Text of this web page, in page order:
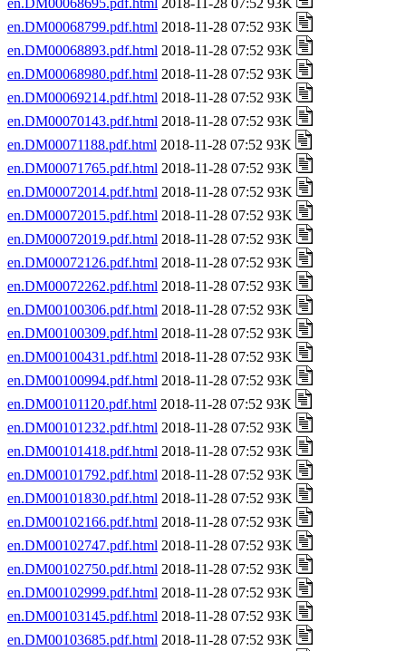
en.DM00068695.pdf.html 2018-11-28 07:52 93K
en.DM00068799.pdf.html 2018-11-28 07:52 93K
en.DM00068893.pdf.html 2018-11-28 07:52 93K
en.DM00068980.pdf.html 2018-11-28 07:52 93K
en.DM00069214.pdf.html 2018-11-28 07:52 93K
en.DM00070143.pdf.html 2018-11-28 07:52 93K
en.DM00071188.pdf.html 2018-11-28 07:52 93K
en.DM00071765.pdf.html 2018-11-28 07:52 93K
en.DM00072014.pdf.html 2018-11-28 07:52 93K
en.DM00072015.pdf.html 2018-11-28 07:52 93K
en.DM00072019.pdf.html 2018-11-28 07:52 93K
en.DM00072126.pdf.html 2018-11-28 07:52 93K
en.DM00072262.pdf.html 2018-11-28 07:52 93K
en.DM00100306.pdf.html 2018-11-28 07:52 93K
en.DM00100309.pdf.html 2018-11-28 07:52 93K
en.DM00100431.pdf.html 2018-11-28 07:52 93K
en.DM00100994.pdf.html 2018-11-28 07:52 93K
en.DM00101120.pdf.html 2018-11-28 07:52 93K
en.DM00101232.pdf.html 2018-11-28 07:52 93K
en.DM00101418.pdf.html 2018-11-28 07:52 93K
en.DM00101792.pdf.html 2018-11-28 07:52 93K
en.DM00101830.pdf.html 2018-11-28 07:52 93K
en.DM00102166.pdf.html 2018-11-28 07:52 93K
en.DM00102747.pdf.html 2018-11-28 07:52 93K
en.DM00102750.pdf.html 2018-11-28 07:52 93K
en.DM00102999.pdf.html 2018-11-28 07:52 93K
en.DM00103145.pdf.html 2018-11-28 07:52 93K
en.DM00103685.pdf.html 2018-11-28 07:52 93K